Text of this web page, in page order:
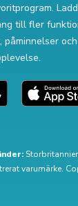
till fler
varumärke.